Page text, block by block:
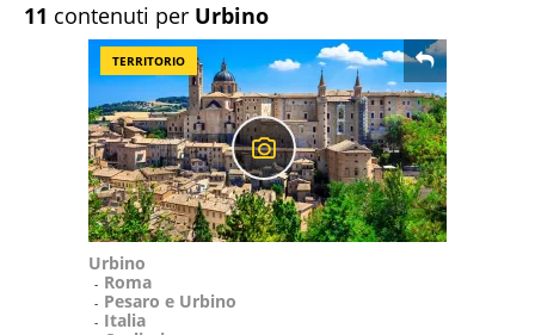
11 contenuti per Urbino
TERRITORIO
Urbino
Roma
Pesaro e Urbino
Italia